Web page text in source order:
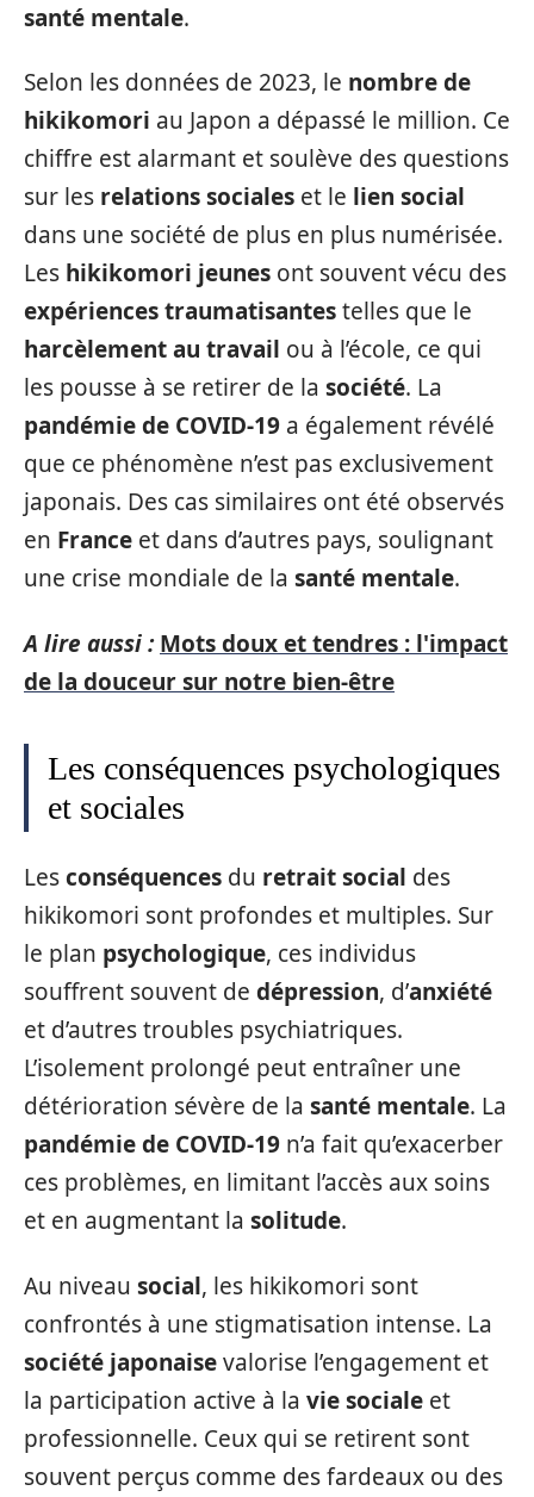
santé mentale.
Selon les données de 2023, le nombre de
hikikomori au Japon a dépassé le million. Ce
chiffre est alarmant et soulève des questions
sur les relations sociales et le lien social
dans une société de plus en plus numérisée.
Les hikikomori jeunes ont souvent vécu des
expériences traumatisantestelles que le
harcèlement au travail ou à l’école, ce qui
les pousse à se retirer de la société. La
pandémie de COVID-19 a également révélé
que ce phénomène n’est pas exclusivement
japonais. Des cas similaires ont été observés
en France et dans d’autres pays, soulignant
une crise mondiale de la santé mentale.
A lire aussi : Mots doux et tendres : l'impact
de la douceur sur notre bien-être
Les conséquences psychologiques
et sociales
Lesconséquences du retrait social des
hikikomori sont profondes et multiples. Sur
le plan psychologique, ces individus
souffrent souvent de dépression, d’anxiété
et d’autres troubles psychiatriques.
L’isolement prolongé peut entraîner une
détérioration sévère de la santé mentale. La
pandémie de COVID-19 n’a fait qu’exacerber
ces problèmes, en limitant l’accès aux soins
et en augmentant la solitude.
Au niveau social, les hikikomori sont
confrontés à une stigmatisation intense. La
société japonaisevalorise l’engagement et
la participation active à la vie sociale et
professionnelle. Ceux qui se retirent sont
souvent perçus comme des fardeaux ou des